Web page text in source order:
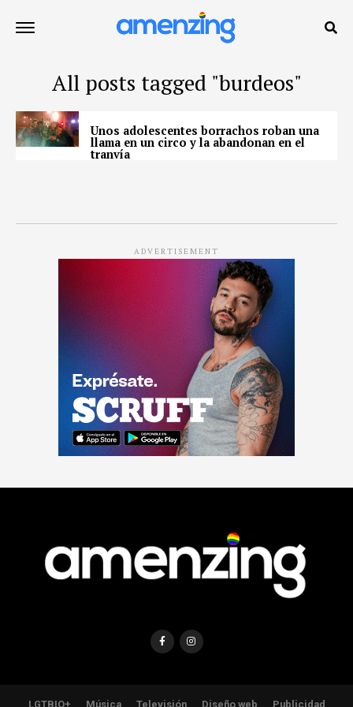
All posts tagged "burdeos"
Unos adolescentes borrachos roban una
llama en un circo y la abandonan en el
tranvía
ADVERTISEMENT
LGTBIQ+ Música Televisión Diseño web Publicidad